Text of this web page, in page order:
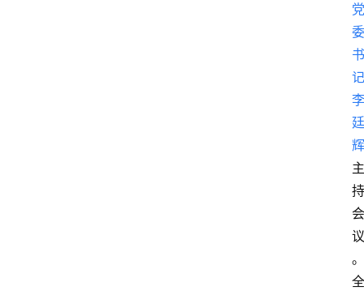
党
委
书
记
李
廷
辉
主
持
会
议
。
全